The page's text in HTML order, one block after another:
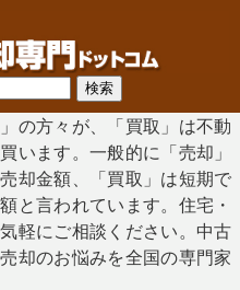
の方々が、「買取」は不動
います。一般的に「売却」
却金額、「買取」は短期で
と言われています。住宅・
軽にご相談ください。中古
却のお悩みを全国の専門家